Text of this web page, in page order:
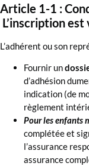
Article 1-1 :
L’inscription
L’adhérent ou son
Fournir un
d’adhésion
indication (de
règlement
Pour les enfants
complétée et
l’assurance
assurance